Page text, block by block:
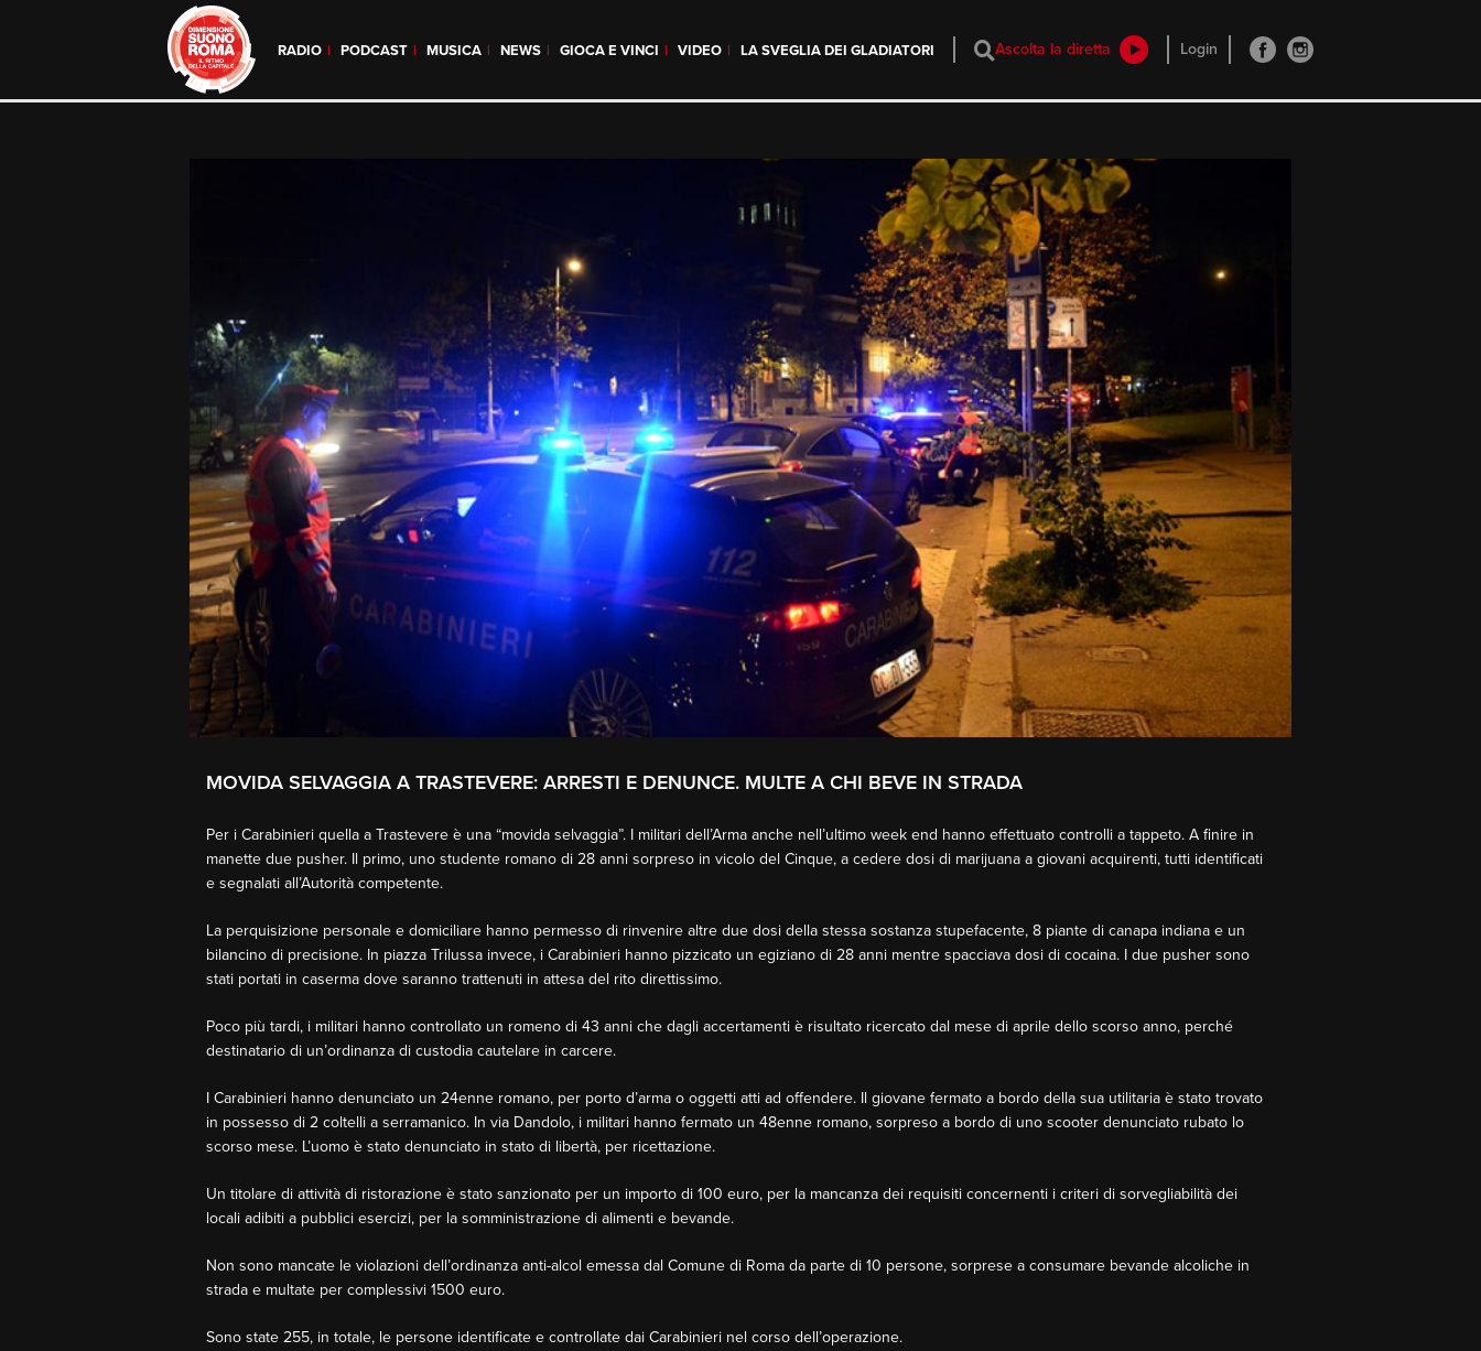
RADIO PODCAST MUSICA NEWS GIOCA E VINCI VIDEO LA SVEGLIA DEI GLADIATORI Ascolta la diretta Login
MOVIDA SELVAGGIA A TRASTEVERE: ARRESTI E DENUNCE. MULTE A CHI BEVE IN STRADA
Per i Carabinieri quella a Trastevere è una “movida selvaggia”. I militari dell’Arma anche nell’ultimo week end hanno effettuato controlli a tappeto. A finire in
manette due pusher. Il primo, uno studente romano di 28 anni sorpreso in vicolo del Cinque, a cedere dosi di marijuana a giovani acquirenti, tutti identificati
e segnalati all’Autorità competente.
La perquisizione personale e domiciliare hanno permesso di rinvenire altre due dosi della stessa sostanza stupefacente, 8 piante di canapa indiana e un
bilancino di precisione. In piazza Trilussa invece, i Carabinieri hanno pizzicato un egiziano di 28 anni mentre spacciava dosi di cocaina. I due pusher sono
stati portati in caserma dove saranno trattenuti in attesa del rito direttissimo.
Poco più tardi, i militari hanno controllato un romeno di 43 anni che dagli accertamenti è risultato ricercato dal mese di aprile dello scorso anno, perché
destinatario di un’ordinanza di custodia cautelare in carcere.
I Carabinieri hanno denunciato un 24enne romano, per porto d’arma o oggetti atti ad offendere. Il giovane fermato a bordo della sua utilitaria è stato trovato
in possesso di 2 coltelli a serramanico. In via Dandolo, i militari hanno fermato un 48enne romano, sorpreso a bordo di uno scooter denunciato rubato lo
scorso mese. L’uomo è stato denunciato in stato di libertà, per ricettazione.
Un titolare di attività di ristorazione è stato sanzionato per un importo di 100 euro, per la mancanza dei requisiti concernenti i criteri di sorvegliabilità dei
locali adibiti a pubblici esercizi, per la somministrazione di alimenti e bevande.
Non sono mancate le violazioni dell’ordinanza anti-alcol emessa dal Comune di Roma da parte di 10 persone, sorprese a consumare bevande alcoliche in
strada e multate per complessivi 1500 euro.
Sono state 255, in totale, le persone identificate e controllate dai Carabinieri nel corso dell’operazione.